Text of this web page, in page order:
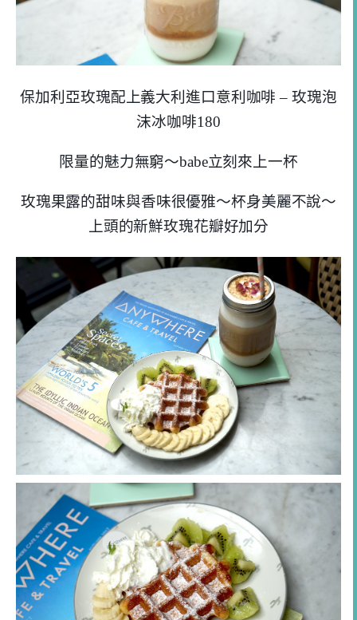
保加利亞玫瑰配上義大利進口意利咖啡 – 玫瑰泡
沫冰咖啡180
限量的魅力無窮～babe立刻來上一杯
玫瑰果露的甜味與香味很優雅～杯身美麗不說～
上頭的新鮮玫瑰花瓣好加分